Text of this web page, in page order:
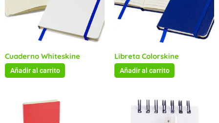
Cuaderno Whiteskine
Añadir al carrito
Libreta Colorskine
Añadir al carrito